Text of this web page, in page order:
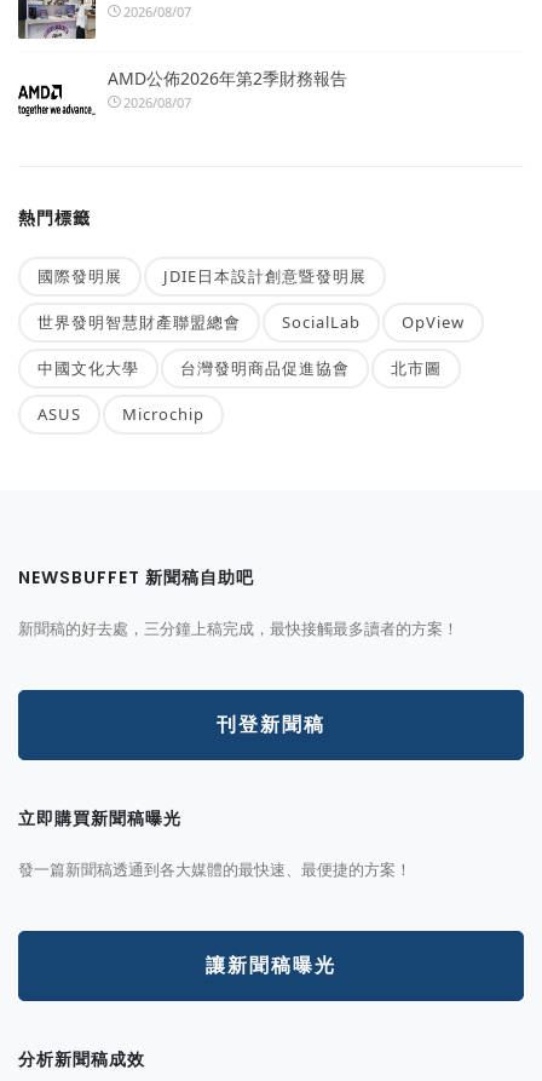
2026/08/07
AMD公佈2026年第2季財務報告
2026/08/07
熱門標籤
國際發明展 JDIE日本設計創意暨發明展
世界發明智慧財產聯盟總會 SocialLab OpView
中國文化大學 台灣發明商品促進協會 北市圖
ASUS Microchip
NEWSBUFFET 新聞稿自助吧
新聞稿的好去處，三分鐘上稿完成，最快接觸最多讀者的方案！
刊登新聞稿
立即購買新聞稿曝光
發一篇新聞稿透通到各大媒體的最快速、最便捷的方案！
讓新聞稿曝光
分析新聞稿成效